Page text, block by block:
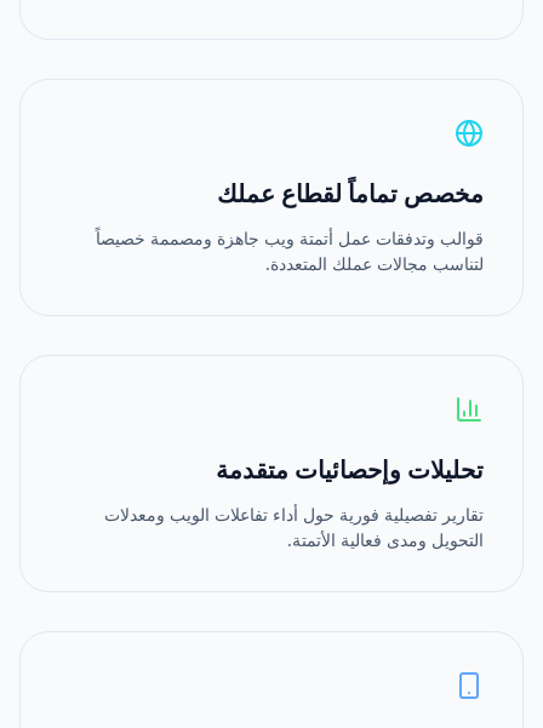
مخصص تماماً لقطاع عملك
قوالب وتدفقات عمل أتمتة ويب جاهزة ومصممة خصيصاً
لتناسب مجالات عملك المتعددة.
تحليلات وإحصائيات متقدمة
تقارير تفصيلية فورية حول أداء تفاعلات الويب ومعدلات
التحويل ومدى فعالية الأتمتة.